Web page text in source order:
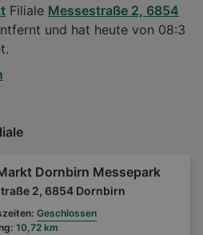
Filiale Messestraße 2, 6854
und hat heute von 08:3
Dornbirn Messepark
2, 6854 Dornbirn
Geschlossen
10,72 km